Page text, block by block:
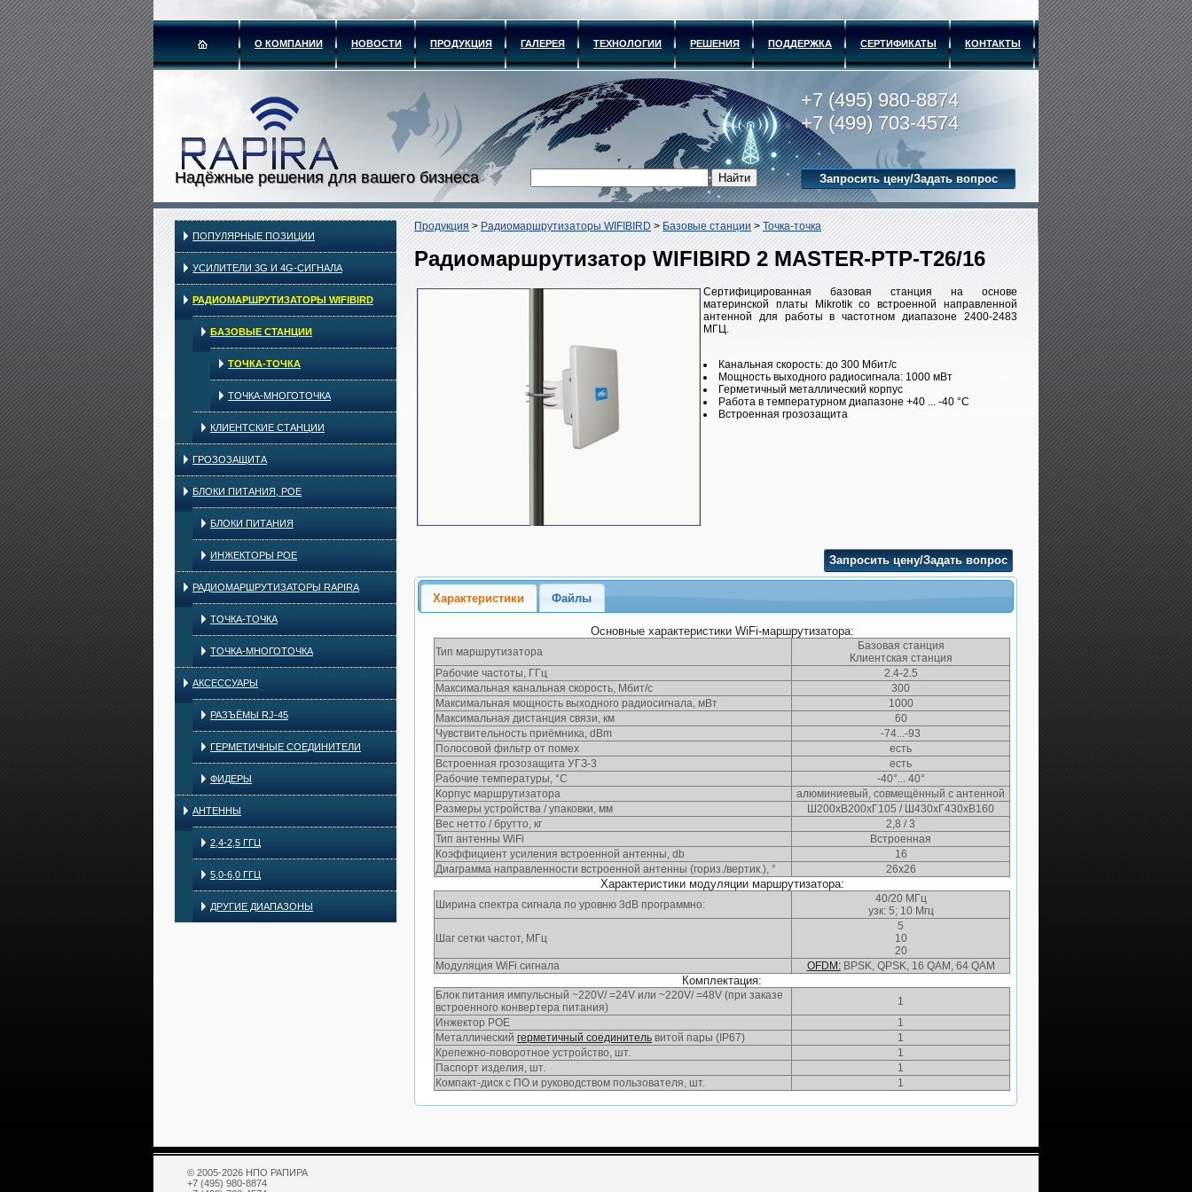
О КОМПАНИИ НОВОСТИ ПРОДУКЦИЯ ГАЛЕРЕЯ ТЕХНОЛОГИИ РЕШЕНИЯ ПОДДЕРЖКА СЕРТИФИКАТЫ КОНТАКТЫ
Надёжные решения для вашего бизнеса
+7 (495) 980-8874
+7 (499) 703-4574
Запросить цену/Задать вопрос
ПОПУЛЯРНЫЕ ПОЗИЦИИ
УСИЛИТЕЛИ 3G И 4G-СИГНАЛА
РАДИОМАРШРУТИЗАТОРЫ WIFIBIRD
БАЗОВЫЕ СТАНЦИИ
ТОЧКА-ТОЧКА
ТОЧКА-МНОГОТОЧКА
КЛИЕНТСКИЕ СТАНЦИИ
ГРОЗОЗАЩИТА
БЛОКИ ПИТАНИЯ, POE
БЛОКИ ПИТАНИЯ
ИНЖЕКТОРЫ POE
РАДИОМАРШРУТИЗАТОРЫ RAPIRA
ТОЧКА-ТОЧКА
ТОЧКА-МНОГОТОЧКА
АКСЕССУАРЫ
РАЗЪЁМЫ RJ-45
ГЕРМЕТИЧНЫЕ СОЕДИНИТЕЛИ
ФИДЕРЫ
АНТЕННЫ
2,4-2,5 ГГЦ
5,0-6,0 ГГЦ
ДРУГИЕ ДИАПАЗОНЫ
Продукция>Радиомаршрутизаторы WIFIBIRD>Базовые станции>Точка-точка
Радиомаршрутизатор WIFIBIRD 2 MASTER-PTP-T26/16
Сертифицированная базовая станция на основе
материнской платы Mikrotik со встроенной направленной
антенной для работы в частотном диапазоне 2400-2483
МГЦ.
Канальная скорость: до 300 Мбит/с
Мощность выходного радиосигнала: 1000 мВт
Герметичный металлический корпус
Работа в температурном диапазоне +40 ... -40 °C
Встроенная грозозащита
Запросить цену/Задать вопрос
Характеристики Файлы
Основные характеристики WiFi-маршрутизатора:
Тип маршрутизатора
Базовая станция
Клиентская станция
Рабочие частоты, ГГц
2.4-2.5
Максимальная канальная скорость, Мбит/с
300
Максимальная мощность выходного радиосигнала, мВт
1000
Максимальная дистанция связи, км
60
Чувствительность приёмника, dBm
-74...-93
Полосовой фильтр от помех
есть
Встроенная грозозащита УГЗ-3
есть
Рабочие температуры, °C
-40°... 40°
Корпус маршрутизатора
алюминиевый, совмещённый с антенной
Размеры устройства / упаковки, мм
Ш200хВ200хГ105 / Ш430хГ430хВ160
Вес нетто / брутто, кг
2,8 / 3
Тип антенны WiFi
Встроенная
Коэффициент усиления встроенной антенны, db
16
Диаграмма направленности встроенной антенны (гориз./вертик.), °
26х26
Характеристики модуляции маршрутизатора:
Ширина спектра сигнала по уровню 3dB программно:
40/20 МГц
узк: 5; 10 Мгц
Шаг сетки частот, МГц
5
10
20
Модуляция WiFi сигнала
OFDM:BPSK, QPSK, 16 QAM, 64 QAM
Комплектация:
Блок питания импульсный ~220V/ =24V или ~220V/ =48V (при заказе
встроенного конвертера питания)
1
Инжектор POE
1
Металлическийгерметичный соединитель витой пары (IP67)
1
Крепежно-поворотное устройство, шт.
1
Паспорт изделия, шт.
1
Компакт-диск с ПО и руководством пользователя, шт.
1
© 2005-2026 НПО РАПИРА
+7 (495) 980-8874